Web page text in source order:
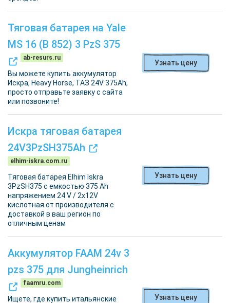
Тяговая батарея на Yale
MS 16 (B 852) 3 PzS 375
ab-resurs.ru
Вы можете купить аккумулятор
Искра, Heavy Horse, ТАЗ 24V 375Ah,
просто отправьте заявку с сайта
или позвоните!
Узнать цену
Искра тяговая батарея
24V3PzSH375Ah
elhim-iskra.com.ru
Тяговая батарея Elhim Iskra
3PzSH375 с емкостью 375 Ah
напряжением 24 V / 2х12V
кислотная от производителя с
доставкой в ваш регион по
отличным ценам
Узнать цену
Аккумулятор FAAM 24v 3
pzs 375 для Jungheinrich
faamru.com
Ищете, где купить итальянские
Узнать цену